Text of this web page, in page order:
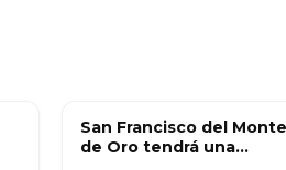
OBRA PÚBLICA
San Francisco del Monte
de Oro tendrá una